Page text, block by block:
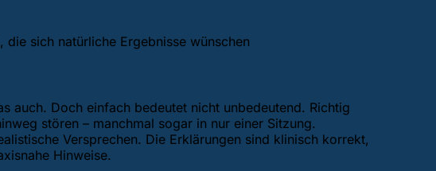
sich natürliche Ergebnisse wünschen
auch. Doch einfach bedeutet nicht unbedeutend. Richtig
stören – manchmal sogar in nur einer Sitzung.
Versprechen. Die Erklärungen sind klinisch korrekt,
Hinweise.